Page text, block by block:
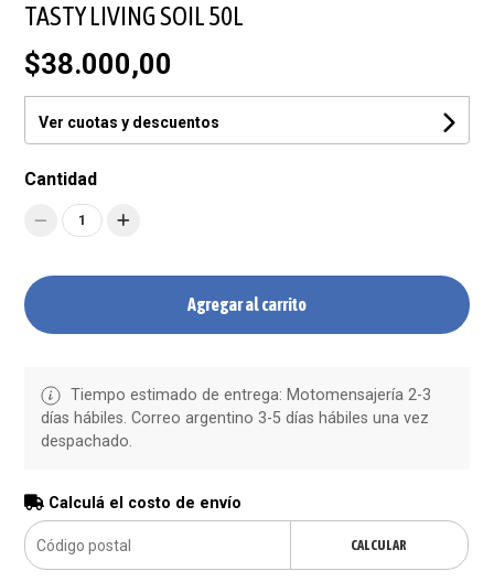
TASTY LIVING SOIL 50L
$38.000,00
Ver cuotas y descuentos
Cantidad
1
Agregar al carrito
Tiempo estimado de entrega: Motomensajería 2-3
días hábiles. Correo argentino 3-5 días hábiles una vez
despachado.
Calculá el costo de envío
CALCULAR